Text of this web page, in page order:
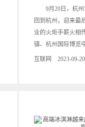
9月20日，杭州
回到杭州，迎来最
业的火炬手薪火相
镇、杭州国际博览
互联网 2023-09-20